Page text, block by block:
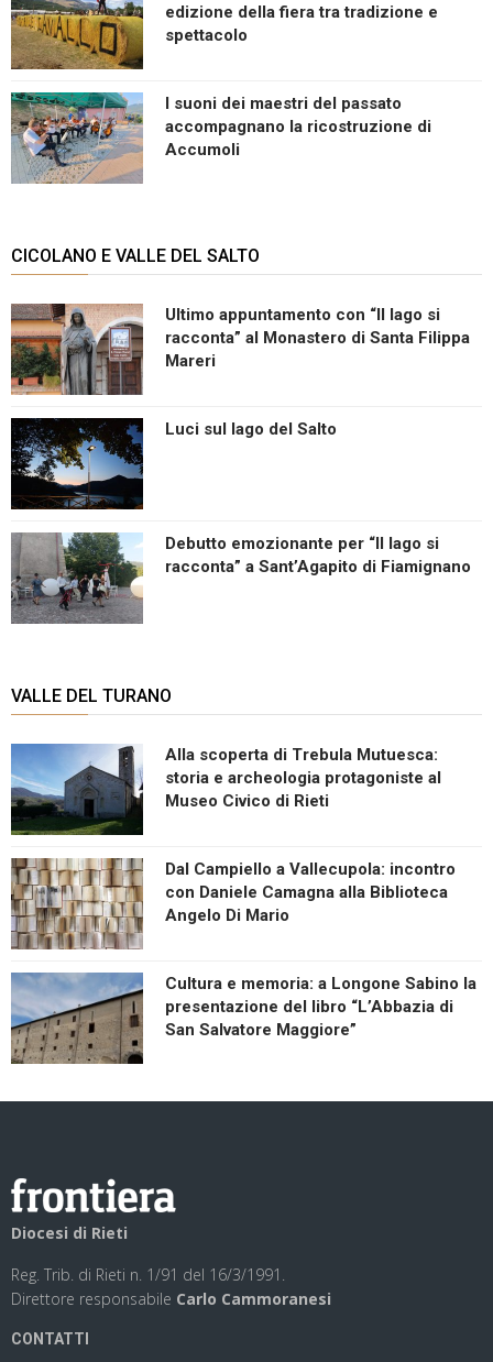
edizione della fiera tra tradizione e
spettacolo
I suoni dei maestri del passato
accompagnano la ricostruzione di
Accumoli
CICOLANO E VALLE DEL SALTO
Ultimo appuntamento con “Il lago si
racconta” al Monastero di Santa Filippa
Mareri
Luci sul lago del Salto
Debutto emozionante per “Il lago si
racconta” a Sant’Agapito di Fiamignano
VALLE DEL TURANO
Alla scoperta di Trebula Mutuesca:
storia e archeologia protagoniste al
Museo Civico di Rieti
Dal Campiello a Vallecupola: incontro
con Daniele Camagna alla Biblioteca
Angelo Di Mario
Cultura e memoria: a Longone Sabino la
presentazione del libro “L’Abbazia di
San Salvatore Maggiore”
Diocesi di Rieti
Reg. Trib. di Rieti n. 1/91 del 16/3/1991.
Direttore responsabile Carlo Cammoranesi
CONTATTI